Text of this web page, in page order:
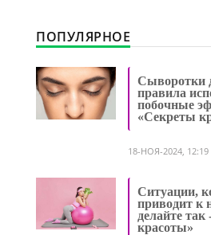
ПОПУЛЯРНОЕ
Сыворотки
правила
побочные
«Секреты
18-НОЯ-2024, 12:19
Ситуации,
приводит к
делайте
красоты»